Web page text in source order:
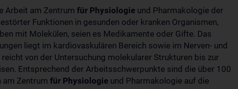
Arbeit am Zentrum für Physiologie und Pharmakologie der
Funktionen in gesunden oder kranken Organismen,
mit Molekülen, seien es Medikamente oder Gifte. Das
liegt im kardiovaskulären Bereich sowie im Nerven- und
von der Untersuchung molekularer Strukturen bis zur
Entsprechend der Arbeitsschwerpunkte sind die über 100
Zentrum für Physiologie und Pharmakologie auf die